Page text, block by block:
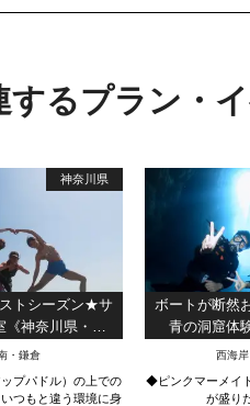
するプラン・
神奈川県
トシーズン★サ
神奈川県・湘
YOGA/体験ス
・鎌倉
プパドル）の上での
つもと違う環境に身
ボートが断然
青の洞窟体
GoPro写真動
ヤー・駐車場
西海
◆ピンクマーメイ
が盛り